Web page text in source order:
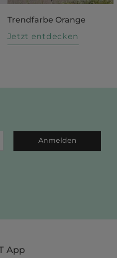
Trendfarbe Orange
Jetzt entdecken
Anmelden
App